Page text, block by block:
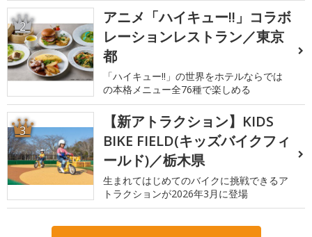
2
アニメ「ハイキュー!!」コラボ
レーションレストラン／東京
都
「ハイキュー!!」の世界をホテルならでは
の本格メニュー全76種で楽しめる
3
【新アトラクション】KIDS
BIKE FIELD(キッズバイクフィ
ールド)／栃木県
生まれてはじめてのバイクに挑戦できるア
トラクションが2026年3月に登場